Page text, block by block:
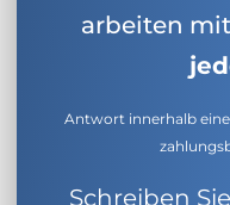
arbeiten
Antwort innerhalb
Schreiben